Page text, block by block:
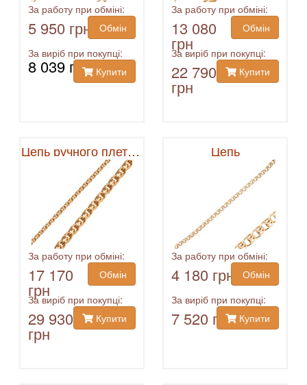
За работу при обміні:
5 950 грн
Обмін
За виріб при покупці:
8 039 грн Купити
За работу при обміні:
13 080
грн
Обмін
За виріб при покупці:
22 790
грн
Купити
Цепь ручного плетения
За работу при обміні:
17 170
грн
Обмін
За виріб при покупці:
29 930
грн
Купити
Цепь
За работу при обміні:
4 180 грн
Обмін
За виріб при покупці:
7 520 грн Купити